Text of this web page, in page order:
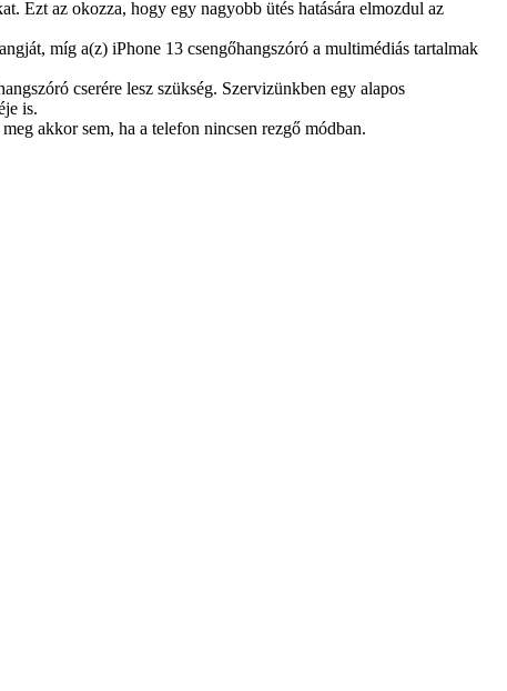
Ezt az okozza, hogy egy nagyobb ütés hatására elmozdul az
míg a(z) iPhone 13 csengőhangszóró a multimédiás tartalmak
cserére lesz szükség. Szervizünkben egy alapos
is.
akkor sem, ha a telefon nincsen rezgő módban.